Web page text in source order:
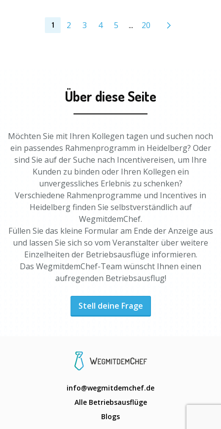
1 2 3 4 5 ... 20
Über diese Seite
Möchten Sie mit Ihren Kollegen tagen und suchen noch
ein passendes Rahmenprogramm in Heidelberg? Oder
sind Sie auf der Suche nach Incentivereisen, um Ihre
Kunden zu binden oder Ihren Kollegen ein
unvergessliches Erlebnis zu schenken?
Verschiedene Rahmenprogramme und Incentives in
Heidelberg finden Sie selbstverständlich auf
WegmitdemChef.
Füllen Sie das kleine Formular am Ende der Anzeige aus
und lassen Sie sich so vom Veranstalter über weitere
Einzelheiten der Betriebsausflüge informieren.
Das WegmitdemChef-Team wünscht Ihnen einen
aufregenden Betriebsausflug!
Stell deine Frage
info@wegmitdemchef.de
Alle Betriebsausflüge
Blogs